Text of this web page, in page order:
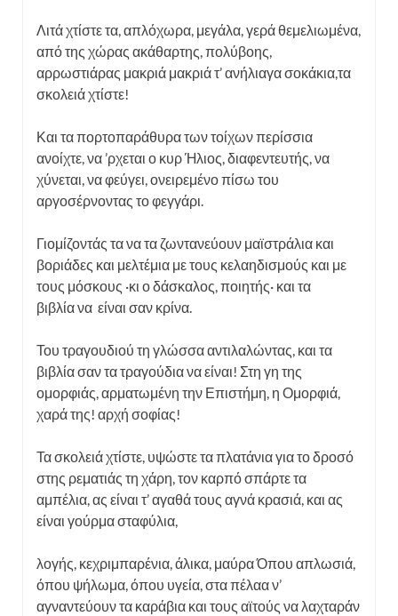
Λιτά χτίστε τα, απλόχωρα, μεγάλα,γερά θεμελιωμένα,
από της χώρας ακάθαρτης, πολύβοης,
αρρωστιάρας μακριά μακριά τ’ ανήλιαγα σοκάκια,τα
σκολειά χτίστε!
Και τα πορτοπαράθυρα των τοίχωνπερίσσια
ανοίχτε, να ’ρχεται ο κυρ Ήλιος,διαφεντευτής, να
χύνεται, να φεύγει,ονειρεμένο πίσω του
αργοσέρνοντας το φεγγάρι.
Γιομίζοντάς τα να τα ζωντανεύουν μαϊστράλια και
βοριάδες και μελτέμια με τους κελαηδισμούς και με
τους μόσκους ·κι ο δάσκαλος, ποιητής· και τα
βιβλίανα είναι σαν κρίνα.
Του τραγουδιού τη γλώσσα αντιλαλώντας, και τα
βιβλία σαν τα τραγούδια να είναι! Στη γη της
ομορφιάς, αρματωμένη την Επιστήμη, η Ομορφιά,
χαρά της! αρχή σοφίας!
Τα σκολειά χτίστε, υψώστε τα πλατάνιαγια το δροσό
στης ρεματιάς τη χάρη,τον καρπό σπάρτε τα
αμπέλια, ας είναι τ’ αγαθά τους αγνά κρασιά, και ας
είναι γούρμα σταφύλια,
λογής, κεχριμπαρένια, άλικα, μαύραΌπου απλωσιά,
όπου ψήλωμα, όπου υγεία,στα πέλαα ν’
αγναντεύουν τα καράβια και τους αϊτούς να λαχταράν